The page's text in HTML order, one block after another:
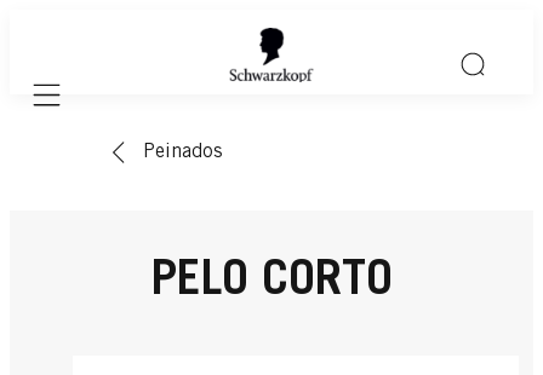
Mobile navigation
Peinados
PELO CORTO